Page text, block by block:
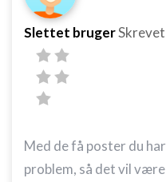
Slettet brugerSkrevet
Med de få poster du
problem, så det vil